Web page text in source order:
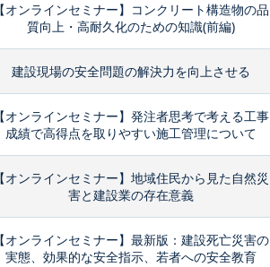
【オンラインセミナー】コンクリート構造物の品
質向上・高耐久化のための知識(前編)
建設現場の安全問題の解決力を向上させる
【オンラインセミナー】発注者思考で考える工事
成績で高得点を取りやすい施工管理について
【オンラインセミナー】地域住民から見た自然災
害と建設業の存在意義
【オンラインセミナー】最新版：建設死亡災害の
実態、効果的な安全指示、若者への安全教育